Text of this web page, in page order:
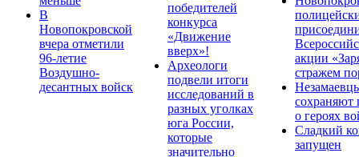
В
Новопокровской
вчера отметили
96-летие
Воздушно-
десантных войск
победителей
конкурса
«Движение
вверх»!
Археологи
подвели итоги
исследований в
разных уголках
юга России,
которые
значительно
акции
стражем
сохраняют
о героях
Сладкий
запущен